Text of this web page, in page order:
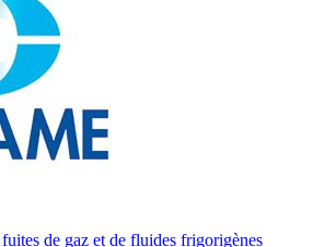
de gaz et de fluides frigorigènes